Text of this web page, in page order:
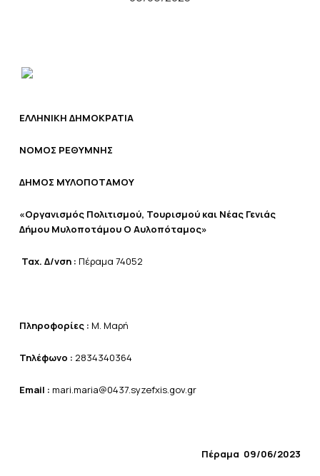
ΕΛΛΗΝΙΚΗ ΔΗΜΟΚΡΑΤΙΑ
NOMOΣ ΡΕΘΥΜΝΗΣ
ΔΗΜΟΣ ΜΥΛΟΠΟΤΑΜΟΥ
«Οργανισμός Πολιτισμού, Τουρισμού και Νέας Γενιάς
Δήμου Μυλοποτάμου Ο Αυλοπόταμος»
Ταχ. Δ/νση : Πέραμα 74052
Πληροφορίες : Μ. Μαρή
Τηλέφωνο : 2834340364
Email : mari.maria@0437.syzefxis.gov.gr
Πέραμα 09/06/2023